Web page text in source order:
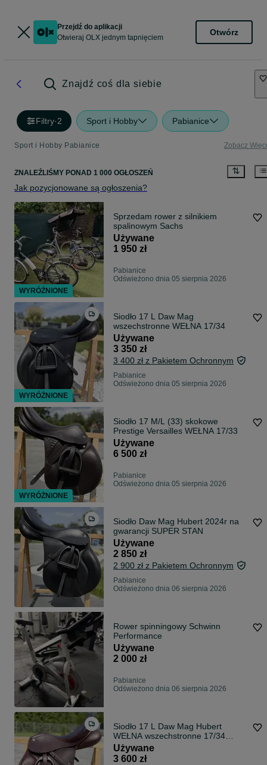
Przejdź do aplikacji
Otwieraj OLX jednym tapnięciem
Otwórz
Znajdź coś dla siebie
Filtry·2 Sport i Hobby Pabianice
Sport i Hobby Pabianice Zobacz
ZNALEŹLIŚMY PONAD 1 000 OGŁOSZEŃ
Jak pozycjonowane są ogłoszenia?
Sprzedam rower z silnikiem
spalinowym Sachs
Używane
1 950 zł
Pabianice
Odświeżono dnia 05 sierpnia 2026
Siodło 17 L Daw Mag
wszechstronne WEŁNA 17/34
Używane
3 350 zł
3 400 zł z Pakietem Ochronnym
Pabianice
Odświeżono dnia 05 sierpnia 2026
Siodło 17 M/L (33) skokowe
Prestige Versailles WEŁNA 17/33
Używane
6 500 zł
Pabianice
Odświeżono dnia 05 sierpnia 2026
Siodło Daw Mag Hubert 2024r na
gwarancji SUPER STAN
Używane
2 850 zł
2 900 zł z Pakietem Ochronnym
Pabianice
Odświeżono dnia 06 sierpnia 2026
Rower spinningowy Schwinn
Performance
Używane
2 000 zł
Pabianice
Odświeżono dnia 06 sierpnia 2026
Siodło 17 L Daw Mag Hubert
WEŁNA wszechstronne 17/34
prawie jak NOWE
Używane
3 600 zł
WYRÓŻNIONE
WYRÓŻNIONE
WYRÓŻNIONE